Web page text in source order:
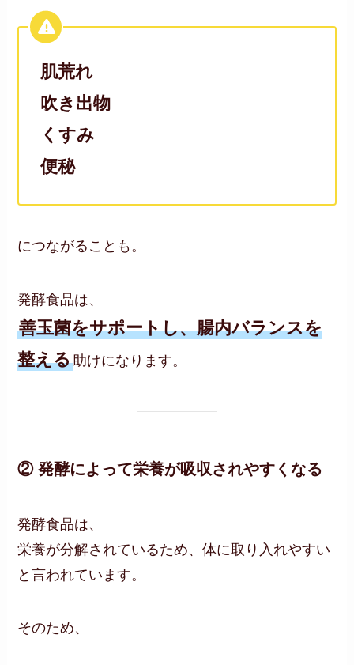
肌荒れ
吹き出物
くすみ
便秘
につながることも。
発酵食品は、
善玉菌をサポートし、腸内バランスを
整える助けになります。
② 発酵によって栄養が吸収されやすくなる
発酵食品は、
栄養が分解されているため、体に取り入れやすい
と言われています。
そのため、